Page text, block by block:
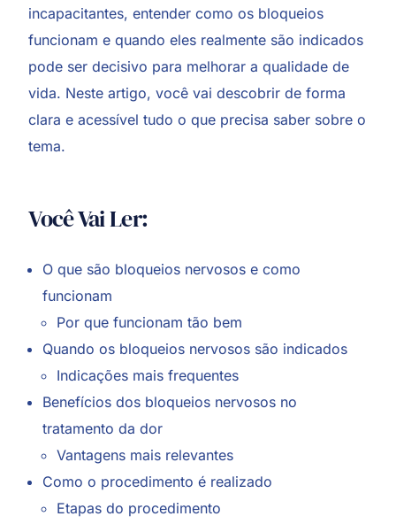
incapacitantes, entender como os bloqueios
funcionam e quando eles realmente são indicados
pode ser decisivo para melhorar a qualidade de
vida. Neste artigo, você vai descobrir de forma
clara e acessível tudo o que precisa saber sobre o
tema.
Você Vai Ler:
O que são bloqueios nervosos e como
funcionam
Por que funcionam tão bem
Quando os bloqueios nervosos são indicados
Indicações mais frequentes
Benefícios dos bloqueios nervosos no
tratamento da dor
Vantagens mais relevantes
Como o procedimento é realizado
Etapas do procedimento